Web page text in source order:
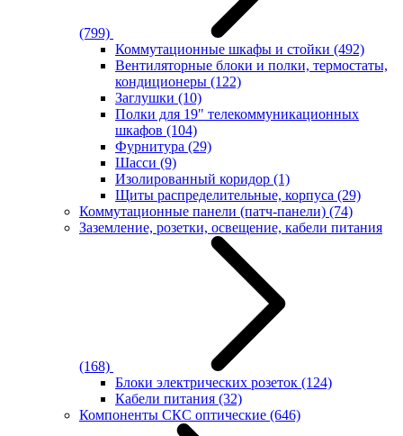
(799)
Коммутационные шкафы и стойки (492)
Вентиляторные блоки и полки, термостаты,
кондиционеры (122)
Заглушки (10)
Полки для 19" телекоммуникационных
шкафов (104)
Фурнитура (29)
Шасси (9)
Изолированный коридор (1)
Щиты распределительные, корпуса (29)
Коммутационные панели (патч-панели) (74)
Заземление, розетки, освещение, кабели питания
(168)
Блоки электрических розеток (124)
Кабели питания (32)
Компоненты СКС оптические (646)